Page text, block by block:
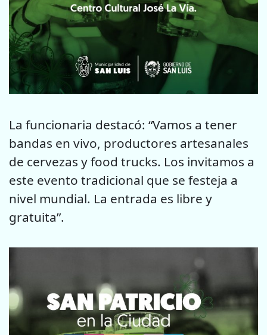
La funcionaria destacó: “Vamos a tener
bandas en vivo, productores artesanales
de cervezas y food trucks. Los invitamos a
este evento tradicional que se festeja a
nivel mundial. La entrada es libre y
gratuita”.